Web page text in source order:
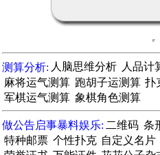
测算分析: 人脑思维分析 人品计
麻将运气测算 跑胡子运测算 扑
军棋运气测算 象棋角色测算
做公告启事暴料娱乐: 二维码 条
特种邮票 个性扑克 自定义名片